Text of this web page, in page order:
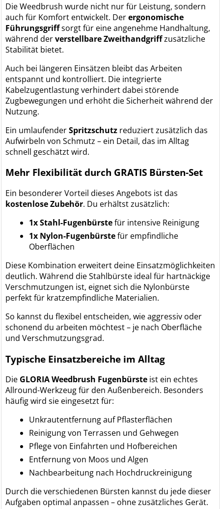
Die Weedbrush wurde nicht nur für Leistung, sondern
auch für Komfort entwickelt. Derergonomische
Führungsgriffsorgt für eine angenehme Handhaltung,
während derverstellbare Zweithandgriffzusätzliche
Stabilität bietet.
Auch bei längeren Einsätzen bleibt das Arbeiten
entspannt und kontrolliert. Die integrierte
Kabelzugentlastung verhindert dabei störende
Zugbewegungen und erhöht die Sicherheit während der
Nutzung.
Ein umlaufenderSpritzschutz reduziert zusätzlich das
Aufwirbeln von Schmutz – ein Detail, das im Alltag
schnell geschätzt wird.
Mehr Flexibilität durch GRATIS Bürsten-Set
Ein besonderer Vorteil dieses Angebots ist das
kostenlose Zubehör. Du erhältst zusätzlich:
1x Stahl-Fugenbürstefür intensive Reinigung
1x Nylon-Fugenbürstefür empfindliche
Oberflächen
Diese Kombination erweitert deine Einsatzmöglichkeiten
deutlich. Während die Stahlbürste ideal für hartnäckige
Verschmutzungen ist, eignet sich die Nylonbürste
perfekt für kratzempfindliche Materialien.
So kannst du flexibel entscheiden, wie aggressiv oder
schonend du arbeiten möchtest – je nach Oberfläche
und Verschmutzungsgrad.
Typische Einsatzbereiche im Alltag
Die GLORIA Weedbrush Fugenbürste ist ein echtes
Allround-Werkzeug für den Außenbereich. Besonders
häufig wird sie eingesetzt für:
Unkrautentfernung auf Pflasterflächen
Reinigung von Terrassen und Gehwegen
Pflege von Einfahrten und Hofbereichen
Entfernung von Moos und Algen
Nachbearbeitung nach Hochdruckreinigung
Durch die verschiedenen Bürsten kannst du jede dieser
Aufgaben optimal anpassen – ohne zusätzliches Gerät.